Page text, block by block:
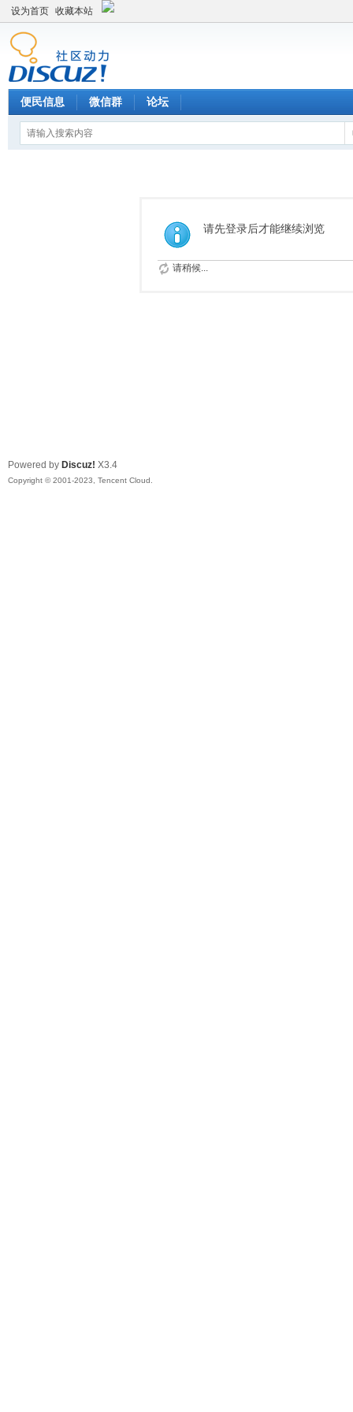
设为首页 收藏本站
便民信息 微信群 论坛
请先登录后才能继续浏览
请稍候...
Powered by Discuz! X3.4
Copyright © 2001-2023, Tencent Cloud.